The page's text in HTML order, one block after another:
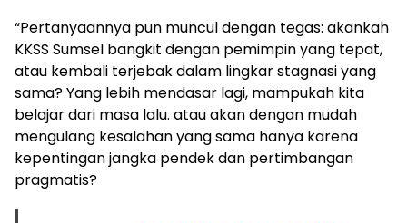
“Pertanyaannya pun muncul dengan tegas: akankah
KKSS Sumsel bangkit dengan pemimpin yang tepat,
atau kembali terjebak dalam lingkar stagnasi yang
sama? Yang lebih mendasar lagi, mampukah kita
belajar dari masa lalu. atau akan dengan mudah
mengulang kesalahan yang sama hanya karena
kepentingan jangka pendek dan pertimbangan
pragmatis?